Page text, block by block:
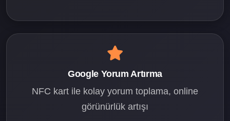
Google Yorum Artırma
NFC kart ile kolay yorum toplama, online
görünürlük artışı